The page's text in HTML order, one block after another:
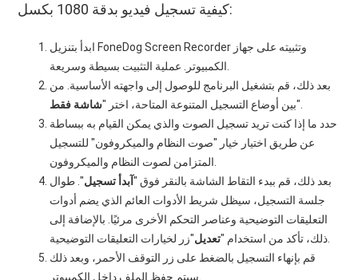
كيفية تسجيل فيديو بدقة 1080 بكسل:
ابدأ بتنزيل FoneDog Screen Recorder وتثبيته على جهاز
الكمبيوتر. عملية التثبيت بسيطة وسريعة.
بعد ذلك، قم بتشغيل البرنامج للوصول إلى واجهته الأساسية. من
بين أوضاع التسجيل المتنوعة المتاحة، اختر "شاشة فقط
".
حدد ما إذا كنت تريد تسجيل الصوت والذي يمكن القيام به ببساطة
عن طريق اختيار خيار "صوت النظام والميكروفون" للتسجيل
المتزامن لصوت النظام والميكروفون.
بعد ذلك، قم ببدء التقاط الشاشة بالنقر فوق "آبدأ تسجيل". طوال
جلسة التسجيل، سيظل شريط الأدوات العائم الذي يضم أدوات
التعليقات التوضيحية وعناصر التحكم الأخرى مرئيًا. بالإضافة إلى
ذلك، تأكد من استخدام "تعديل
"زر لخيارات التعليقات التوضيحية.
قم بإنهاء التسجيل بالضغط على زر التوقف الأحمر، وبعد ذلك
سيتم حفظ الملف داخل الكمبيوتر.